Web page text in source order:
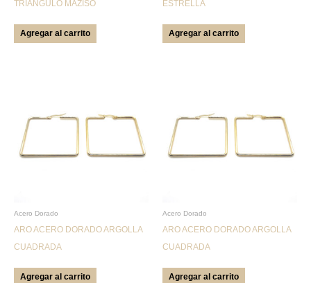
TRIANGULO MAZISO
Agregar al carrito
ESTRELLA
Agregar al carrito
Acero Dorado
ARO ACERO DORADO ARGOLLA
CUADRADA
Agregar al carrito
Acero Dorado
ARO ACERO DORADO ARGOLLA
CUADRADA
Agregar al carrito